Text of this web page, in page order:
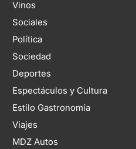
Vinos
Sociales
Política
Sociedad
Deportes
Espectáculos y Cultura
Estilo Gastronomía
Viajes
MDZ Autos